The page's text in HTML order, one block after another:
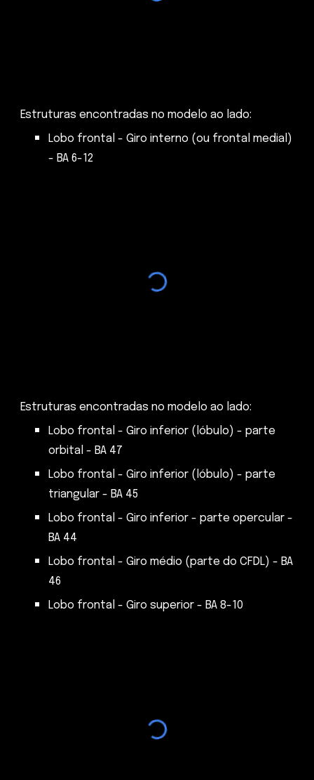
Estruturas encontradas no modelo ao lado:
Lobo frontal - Giro interno (ou frontal medial)
- BA 6-12
Estruturas encontradas no modelo ao lado:
Lobo frontal - Giro inferior (lóbulo) - parte
orbital - BA 47
Lobo frontal - Giro inferior (lóbulo) - parte
triangular - BA 45
Lobo frontal - Giro inferior - parte opercular -
BA 44
Lobo frontal - Giro médio (parte do CFDL) - BA
46
Lobo frontal - Giro superior - BA 8-10